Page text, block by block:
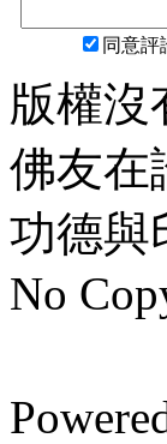
同意評
版權沒
佛友在
功德與
No